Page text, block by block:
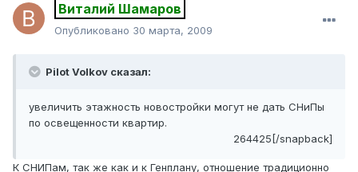
Виталий Шамаров
Опубликовано 30 марта, 2009
Pilot Volkov сказал:
увеличить этажность новостройки могут не дать СНиПы
по освещенности квартир.
264425[/snapback]
К СНИПам, так же как и к Генплану, отношение традиционно